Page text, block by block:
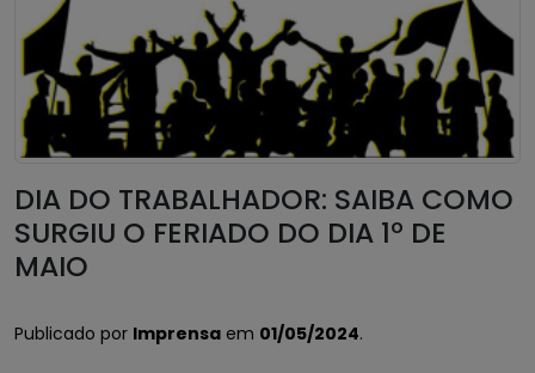
DIA DO TRABALHADOR: SAIBA COMO
SURGIU O FERIADO DO DIA 1º DE
MAIO
Publicado por Imprensa em 01/05/2024.